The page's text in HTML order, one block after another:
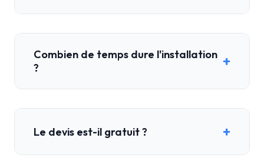
Combien de temps dure l'installation
?
+
Le devis est-il gratuit ? +